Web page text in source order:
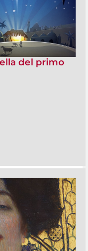
del primo